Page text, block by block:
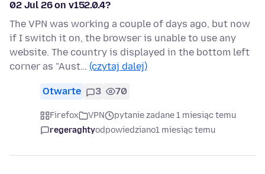
02 Jul 26 on v152.0.4?
The VPN was working a couple of days ago, but now
if I switch it on, the browser is unable to use any
website. The country is displayed in the bottom left
corner as "Aust… (czytaj dalej)
Otwarte 3 70
Firefox VPN
pytanie zadane 1 miesiąc temu
regeraghtyodpowiedziano1 miesiąc temu